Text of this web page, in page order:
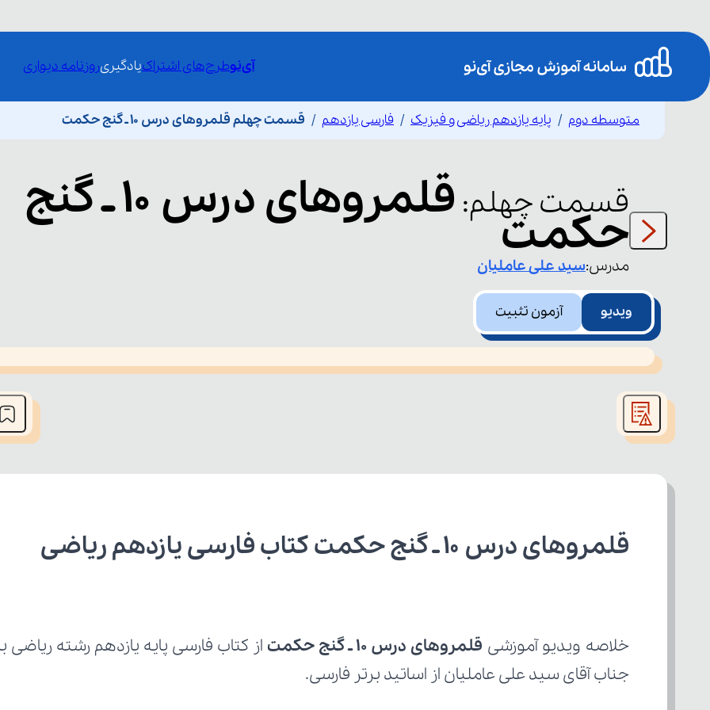
آی‌نوطرح‌های اشتراکیادگیریروزنامه دیواری
متوسطه دوم پایه یازدهم ریاضی و فیزیک فارسی یازدهم قسمت چهلم قلمروهای درس 10 ـ گنج حکمت
قسمتچهلم: قلمروهای درس 10 ـ گنج
حکمت
مدرس:سید علیعاملیان
ویدیو آزمون تثبیت
This
is
window.
قلمروهای درس 10 ـ گنج حکمت کتاب فارسی یازدهم ریاضی
خلاصه ویدیو آموزشی قلمروهای درس 10 ـ گنج حکمت
از کتاب
جناب آقای سید علی عاملیان از اساتید برتر فارسی.